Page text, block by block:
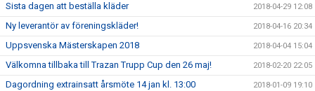
Sista dagen att beställa kläder 2018-04-29 12:08
Ny leverantör av föreningskläder! 2018-04-16 20:34
Uppsvenska Mästerskapen 2018 2018-04-04 15:04
Välkomna tillbaka till Trazan Trupp Cup den 26 maj! 2018-02-20 22:05
Dagordning extrainsatt årsmöte 14 jan kl. 13:00 2018-01-09 19:10